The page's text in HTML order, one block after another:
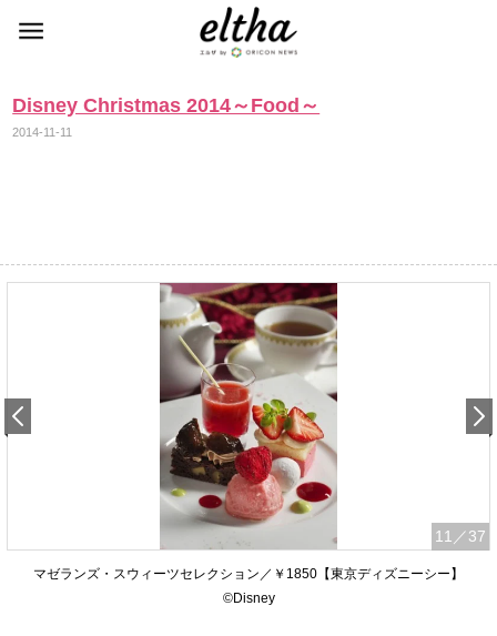
Disney Christmas 2014～Food～
2014-11-11
11 ／37
マゼランズ・スウィーツセレクション／￥1850【東京ディズニーシー】
©Disney